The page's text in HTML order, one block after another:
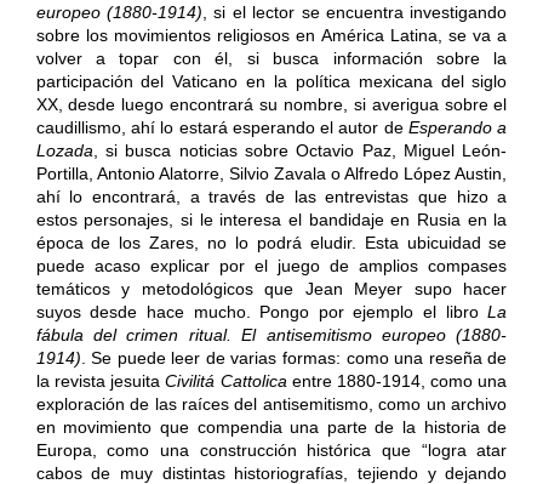
europeo (1880-1914) , si el lector se encuentra investigando
sobre los movimientos religiosos en América Latina, se va a
volver a topar con él, si busca información sobre la
participación del Vaticano en la política mexicana del siglo
XX, desde luego encontrará su nombre, si averigua sobre el
caudillismo, ahí lo estará esperando el autor deEsperando a
Lozada , si busca noticias sobre Octavio Paz, Miguel León-
Portilla, Antonio Alatorre, Silvio Zavala o Alfredo López Austin,
ahí lo encontrará, a través de las entrevistas que hizo a
estos personajes, si le interesa el bandidaje en Rusia en la
época de los Zares, no lo podrá eludir. Esta ubicuidad se
puede acaso explicar por el juego de amplios compases
temáticos y metodológicos que Jean Meyer supo hacer
suyos desde hace mucho. Pongo por ejemplo el libroLa
fábula del crimen ritual. El antisemitismo europeo (1880-
1914) . Se puede leer de varias formas: como una reseña de
la revista jesuitaCivilitá Cattolica entre 1880-1914, como una
exploración de las raíces del antisemitismo, como un archivo
en movimiento que compendia una parte de la historia de
Europa, como una construcción histórica que “logra atar
cabos de muy distintas historiografías, tejiendo y dejando